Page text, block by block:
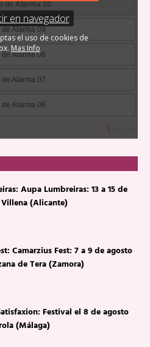
Aupa Lumbreiras: 13 a 15 de
(Alicante)
Camarzius Fest: 7 a 9 de agosto
de Tera (Zamora)
Festival el 8 de agosto
(Málaga)